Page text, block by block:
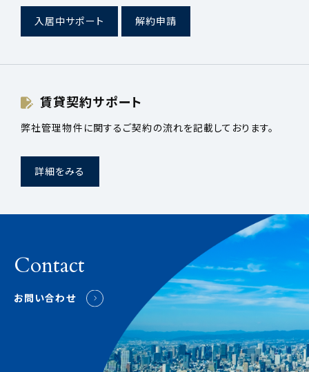
入居中サポート 解約申請
賃貸契約サポート
弊社管理物件に関するご契約の流れを記載しております。
詳細をみる
Contact
お問い合わせ